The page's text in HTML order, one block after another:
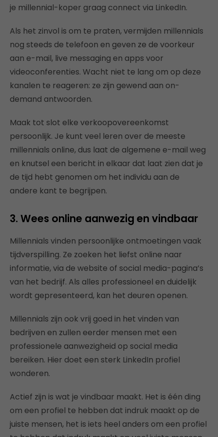
je millennial-koper graag connect via LinkedIn.
Als het zinvol is om te praten, vermijden millennials
nog steeds de telefoon en geven ze de voorkeur
aan e-mail, live messaging en apps voor
videoconferenties. Wacht niet te lang om op deze
kanalen te reageren: ze zijn gewend aan on-
demand antwoorden.
Maak tot slot elke verkoopovereenkomst
persoonlijk. Je kunt veel leren over de meeste
millennials online, dus laat de algemene e-mail weg
en knutsel een bericht in elkaar dat laat zien dat je
de tijd hebt genomen om het individu aan de
andere kant te begrijpen.
3. Wees online aanwezig en vindbaar
Millennials vinden persoonlijke ontmoetingen vaak
tijdverspilling. Ze zoeken het liefst online naar
informatie, via de website of social media-pagina’s
van het bedrijf. Als alles professioneel en duidelijk
wordt gepresenteerd, kan het deuren openen.
Millennials zijn ook vrij goed in het vinden van
bedrijven en zullen eerder mensen met een
professionele aanwezigheid op social media
bereiken. Hier doet een sterk LinkedIn profiel
wonderen.
Actief zijn is wat je vindbaar maakt. Het is één ding
om een profiel te hebben dat indruk maakt op de
juiste mensen, het is iets heel anders om een profiel